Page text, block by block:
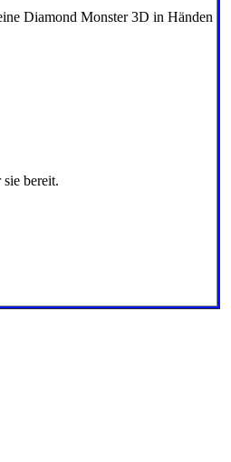
Diamond Monster 3D in Händen
bereit.